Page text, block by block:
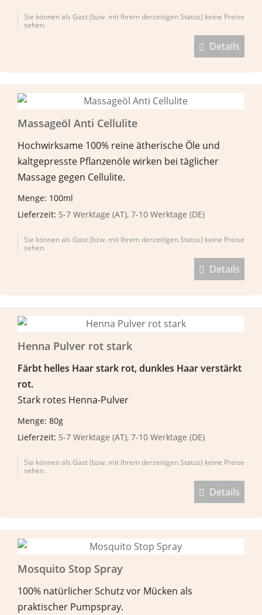
Sie können als Gast (bzw. mit Ihrem derzeitigen Status) keine Preise
sehen.
Details
Massageöl Anti Cellulite
Hochwirksame 100% reine ätherische Öle und
kaltgepresste Pflanzenöle wirken bei täglicher
Massage gegen Cellulite.
Menge: 100ml
Lieferzeit: 5-7 Werktage (AT), 7-10 Werktage (DE)
Sie können als Gast (bzw. mit Ihrem derzeitigen Status) keine Preise
sehen.
Details
Henna Pulver rot stark
Färbt helles Haar stark rot, dunkles Haar verstärkt
rot.
Stark rotes Henna-Pulver
Menge: 80g
Lieferzeit: 5-7 Werktage (AT), 7-10 Werktage (DE)
Sie können als Gast (bzw. mit Ihrem derzeitigen Status) keine Preise
sehen.
Details
Mosquito Stop Spray
100% natürlicher Schutz vor Mücken als
praktischer Pumpspray.